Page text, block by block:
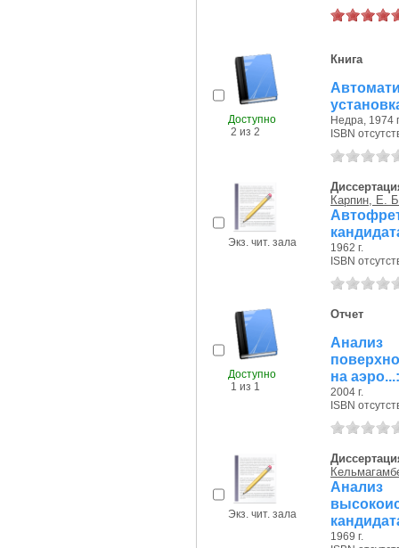
Доступно
2 из 2
Книга
Недра, 1974
ISBN
Экз. чит. зала
Карпин, Е.
1962 г.
ISBN
Доступно
1 из 1
Отчет
на
2004 г.
ISBN
Экз. чит. зала
1969 г.